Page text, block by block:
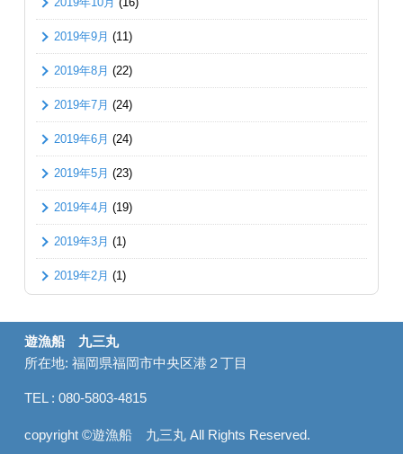
2019年9月 (11)
2019年8月 (22)
2019年7月 (24)
2019年6月 (24)
2019年5月 (23)
2019年4月 (19)
2019年3月 (1)
2019年2月 (1)
遊漁船 九三丸
所在地: 福岡県福岡市中央区港２丁目
TEL : 080-5803-4815
copyright ©遊漁船 九三丸 All Rights Reserved.